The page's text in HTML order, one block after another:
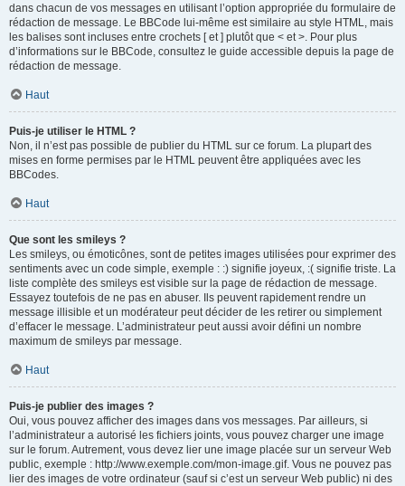
dans chacun de vos messages en utilisant l’option appropriée du formulaire de
rédaction de message. Le BBCode lui-même est similaire au style HTML, mais
les balises sont incluses entre crochets [ et ] plutôt que < et >. Pour plus
d’informations sur le BBCode, consultez le guide accessible depuis la page de
rédaction de message.
Haut
Puis-je utiliser le HTML ?
Non, il n’est pas possible de publier du HTML sur ce forum. La plupart des
mises en forme permises par le HTML peuvent être appliquées avec les
BBCodes.
Haut
Que sont les smileys ?
Les smileys, ou émoticônes, sont de petites images utilisées pour exprimer des
sentiments avec un code simple, exemple : :) signifie joyeux, :( signifie triste. La
liste complète des smileys est visible sur la page de rédaction de message.
Essayez toutefois de ne pas en abuser. Ils peuvent rapidement rendre un
message illisible et un modérateur peut décider de les retirer ou simplement
d’effacer le message. L’administrateur peut aussi avoir défini un nombre
maximum de smileys par message.
Haut
Puis-je publier des images ?
Oui, vous pouvez afficher des images dans vos messages. Par ailleurs, si
l’administrateur a autorisé les fichiers joints, vous pouvez charger une image
sur le forum. Autrement, vous devez lier une image placée sur un serveur Web
public, exemple : http://www.exemple.com/mon-image.gif. Vous ne pouvez pas
lier des images de votre ordinateur (sauf si c’est un serveur Web public) ni des